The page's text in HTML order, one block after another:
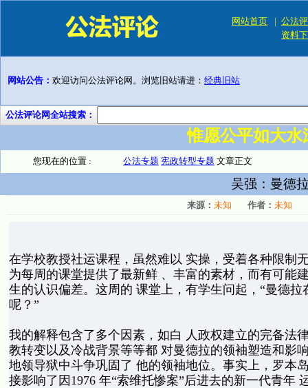
网站首页 | 公法
资料
网站公告： 欢迎访问公法评论网。浏览旧站请进： 经典旧站
公法评论网全站搜索：
惟愿公平如大
您现在的位置 : 公法专题 宪政转型专题 文章正文
吴强：曼德
来源： 未知 作者： 未知
在学校教授社运课程，虽然难以 实操，受着各种限制
为每周的课堂提供了最新鲜 、丰富的素材，而有可能
生的认识偏差。这周的 课堂上，有学生问起，“曼德
呢？”
我的解释包含了多个因素，如白 人政权建立的完备法
教转变以及冷战背景等等都 对曼德拉的领袖塑造和影
地领导狱中斗争巩固了 他的领袖地位。事实上，罗本
接影响了因1976 年“索维托惨案”后进去的新一代青年